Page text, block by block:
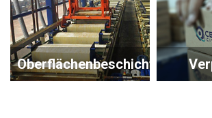
Oberflächenbeschichtung